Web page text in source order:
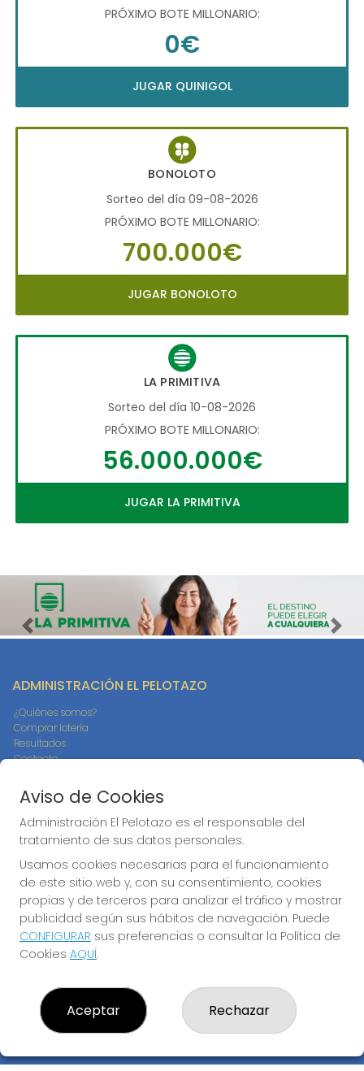
PRÓXIMO BOTE MILLONARIO:
0€
JUGAR QUINIGOL
BONOLOTO
Sorteo del día 09-08-2026
PRÓXIMO BOTE MILLONARIO:
700.000€
JUGAR BONOLOTO
LA PRIMITIVA
Sorteo del día 10-08-2026
PRÓXIMO BOTE MILLONARIO:
56.000.000€
JUGAR LA PRIMITIVA
Imagen anterior
ADMINISTRACIÓN EL PELOTAZO
¿Quiénes somos?
Comprar lotería
Resultados
Contacto
Compra en SELAE
Peñas
Boletos digitales
Acceso
CONTACTO
ADMINISTRACION DE LOTERIAS: 17-CADIZ - RECEPTOR
OFICIAL: 21300
956073495
info@administracionelpelotazo.es
Callejones Cardoso nº12
Cádiz, 11002
Aviso de Cookies
Administración El Pelotazo es el responsable del
tratamiento de sus datos personales.
Usamos cookies necesarias para el funcionamiento
de este sitio web y, con su consentimiento, cookies
propias y de terceros para analizar el tráfico y mostrar
publicidad según sus hábitos de navegación. Puede
CONFIGURAR sus preferencias o consultar la Política de
Cookies AQUÍ.
Aceptar Rechazar